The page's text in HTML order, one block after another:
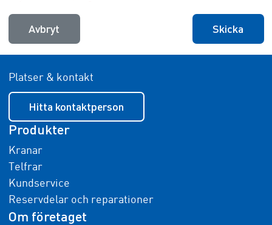
Avbryt Skicka
Platser & kontakt
Hitta kontaktperson
Produkter
Kranar
Telfrar
Kundservice
Reservdelar och reparationer
Om företaget